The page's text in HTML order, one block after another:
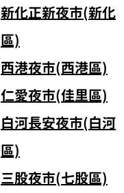
新化正新夜市(新化
區)
西港夜市(西港區)
仁愛夜市(佳里區)
白河長安夜市(白河
區)
三股夜市(七股區)